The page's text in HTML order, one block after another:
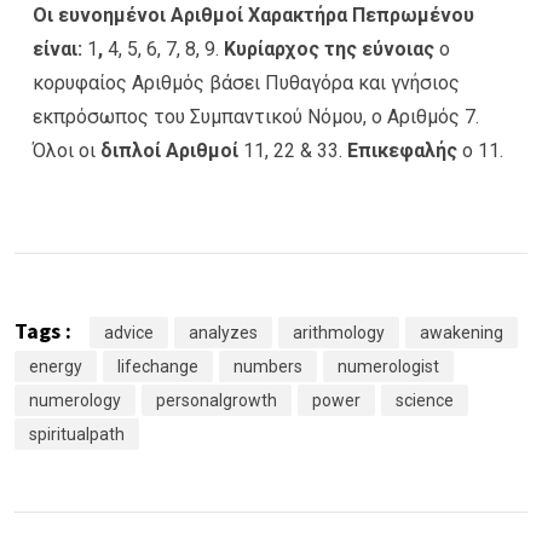
Οι ευνοημένοι Αριθμοί Χαρακτήρα Πεπρωμένου
είναι: 1 , 4, 5, 6, 7, 8, 9. Κυρίαρχος της εύνοιας ο
κορυφαίος Αριθμός βάσει Πυθαγόρα και γνήσιος
εκπρόσωπος του Συμπαντικού Νόμου, ο Αριθμός 7.
Όλοι οι διπλοί Αριθμοί 11, 22 & 33. Επικεφαλής ο 11.
Tags : advice analyzes arithmology
awakening
energy
lifechange numbers
numerologist
numerology
personalgrowth power
science
spiritualpath